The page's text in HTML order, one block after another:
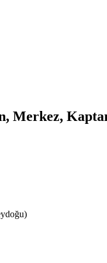
Merkez,